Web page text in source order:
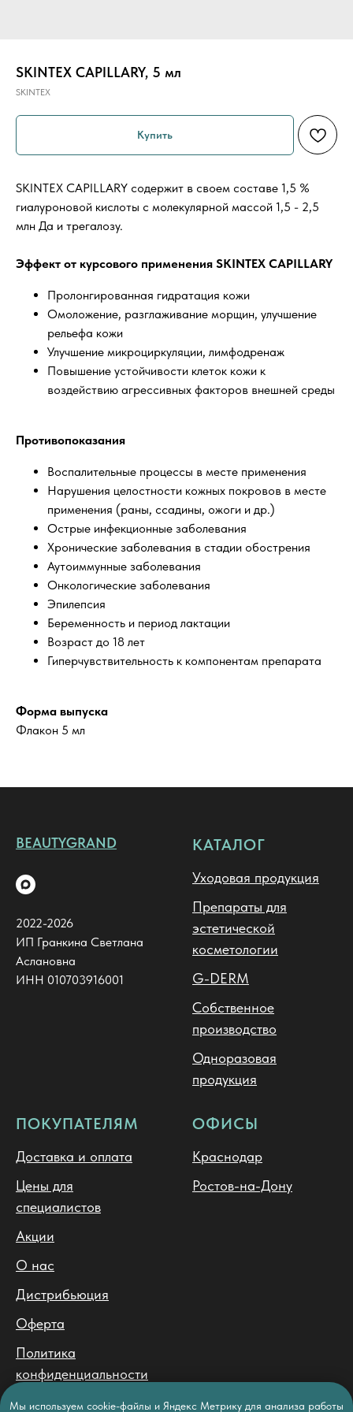
SKINTEX CAPILLARY, 5 мл
SKINTEX
Купить
SKINTEX CAPILLARY содержит в своем составе 1,5 %
гиалуроновой кислоты с молекулярной массой 1,5 - 2,5
млн Да и трегалозу.
Эффект от курсового применения SKINTEX CAPILLARY
Пролонгированная гидратация кожи
Омоложение, разглаживание морщин, улучшение
рельефа кожи
Улучшение микроциркуляции, лимфодренаж
Повышение устойчивости клеток кожи к
воздействию агрессивных факторов внешней среды
Противопоказания
Воспалительные процессы в месте применения
Нарушения целостности кожных покровов в месте
применения (раны, ссадины, ожоги и др.)
Острые инфекционные заболевания
Хронические заболевания в стадии обострения
Аутоиммунные заболевания
Онкологические заболевания
Эпилепсия
Беременность и период лактации
Возраст до 18 лет
Гиперчувствительность к компонентам препарата
Форма выпуска
Флакон 5 мл
BEAUTYGRAND
2022-2026
ИП Гранкина Светлана
Аслановна
ИНН 010703916001
КАТАЛОГ
Уходовая продукция
Препараты для
эстетической
косметологии
G-DERM
Собственное
производство
Одноразовая
продукция
ПОКУПАТЕЛЯМ
Доставка и оплата
Цены для
специалистов
Акции
О нас
Дистрибьюция
Оферта
Политика
конфиденциальности
Политика обработки
ОФИСЫ
Краснодар
Ростов-на-Дону
Мы используем cookie-файлы и Яндекс Метрику для анализа работы